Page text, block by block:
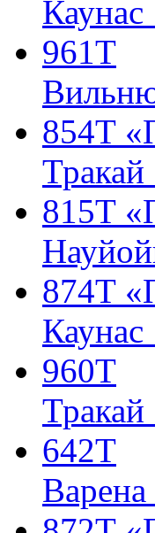
961Т
854Т
815Т
874Т
960Т
642Т